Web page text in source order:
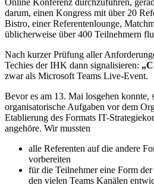
darum, einen Kongress mit über 20
Bistro, einer Referentenlounge,
üblicherweise über 400 Teilnehmern
Nach kurzer Prüfung aller
Techies der IHK dann signalisieren:
zwar als Microsoft Teams Live-Event.
Bevor es am 13. Mai losgehen konnte,
organisatorische Aufgaben vor dem
Etablierung des Formats IT-
angehöre. Wir mussten
alle Referenten auf die andere
vorbereiten
für die Teilnehmer eine Form
den vielen Teams Kanälen